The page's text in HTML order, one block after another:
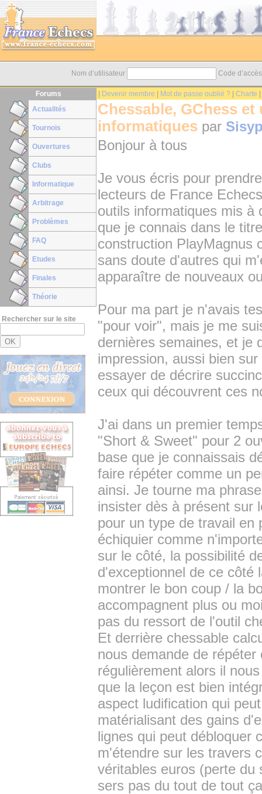
Nom d’utilisateur Code
Forums Devenir membre Mot de passe oublié ? Charte
Actualités
Tournois
Ouvertures
Clubs
Informatique
Arbitrage
Problèmes
FAQ
Etudes
Finales
Théorie
Rechercher sur le site
Chessable, GChess
informatiques par
Bonjour à tous
Je vous écris pour
lecteurs de France
outils informatiques mis à
que je connais dans le
construction PlayMagnus
sans doute d'autres qui
apparaître de nouveaux
Pour ma part je n'avais
"pour voir", mais je me
dernières semaines, et je
impression, aussi bien
essayer de décrire
ceux qui découvrent ces
J'ai dans un premier
"Short & Sweet" pour 2
base que je connaissais
faire répéter comme un
ainsi. Je tourne ma
insister dès à présent sur
pour un type de travail en
échiquier comme
sur le côté, la possibilité
d'exceptionnel de ce côté
montrer le bon coup / la
accompagnent plus ou
pas du ressort de l'outil
Et derrière chessable
nous demande de
régulièrement alors il
que la leçon est bien
aspect ludification qui
matérialisant des gains
lignes qui peut débloquer
m'étendre sur les travers
véritables euros (perte du
sers pas du tout de tout